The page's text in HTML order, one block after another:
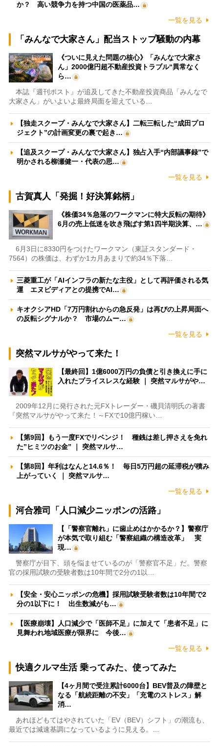
か？ 高い競争力を持つ中国の医薬品…
一覧を見る
「みんなで大家さん」配当ストップ騒動の内幕
《ついに見えた問題の核心》「みんなで大家さ
ん」2000億円超不動産投資トラブル“異常なく
ら…
本誌『週刊ポスト』が追及してきた不動産投資商品「みんなで
大家さん」がいよいよ最終局面を迎えている…
【独走スクープ・みんなで大家さん】二転三転した“成田プロ
ジェクト”の計画変更の裏で起き…
【追及スクープ・みんなで大家さん】独占入手“内部議事録”で
明かされる柳瀬健一・代表の思…
一覧を見る
古賀真人「発掘！好決算銘柄」
《株価34％急落のワークマンに特大反転の期待》
6月の売上低迷を吹き飛ばす第1四半期決算、…
6月3日に8330円をつけたワークマン（東証スタンダード・
7564）の株価は、わずか1カ月あまりで約34％下落…
三菱重工が「AIインフラの新たな主役」として再評価される気
運 エヌビディアとの提携でAI…
キオクシアHD「7万円割れからの急反発」は再びの上昇局面へ
の反転シグナルか？ 市場のムー…
一覧を見る
突然マルサがやって来た！
【最終回】1億6000万円の負債と引き換えに手に
入れたプライスレスな経験 ｜ 突然マルサがや…
2009年12月に発行された元FXトレーダー・磯貝清明氏の著書
『突然マルサがやって来た！～FXで10億円稼い…
【第9回】もう一度FXでリベンジ！ 種銭は差し押さえを免れ
た”ヒミツのお金” ｜ 突然マルサ…
【第8回】年利はなんと14.6％！ 毎日5万円超の延滞税が積み
上がっていく ｜ 突然マルサ…
一覧を見る
河合雅司「人口減少ニッポンの活路」
【「警察官離れ」に歯止めはかかるか？】警察庁
が本気で取り組む「警察組織の構造改革」 実
現…
警察庁が目下、頭を悩ませているのが「警察官不足」だ。警察
官の採用試験の受験者数は10年間で2分の1以…
【安全・安心ニッポンの危機】採用試験受験者数は10年間で2
分の1以下に！ 出生数減がも…
【医療崩壊】人口減少で「医師不足」に加えて「患者不足」に
見舞われ地域医療が限界に 今後…
一覧を見る
快適クルマ生活 乗ってみた、使ってみた
【4ヶ月間で受注累計6000台】BEV普及の障壁と
なる「航続距離の不安」「充電のストレス」解
消…
あれほどもてはやされていた「EV（BEV）シフト」の潮流も、
最近では減速基調になっているように見える。…